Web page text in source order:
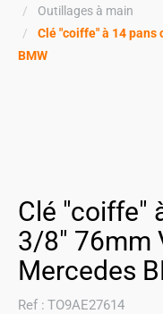
Outillages à main
Clé "coiffe" à 14 pans
BMW
Clé "coiffe"
3/8" 76mm
Mercedes
Ref : TO9AE27614